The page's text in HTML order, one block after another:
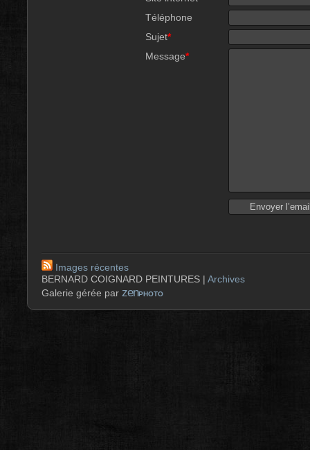
Téléphone
Sujet*
Message*
Images récentes
BERNARD COIGNARD PEINTURES | Archives
Galerie gérée par zenPHOTO